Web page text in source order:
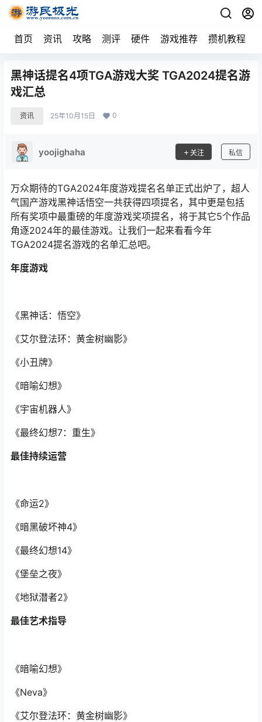
首页 资讯 攻略 测评 硬件 游戏推荐 攒机教程
黑神话提名4项TGA游戏大奖 TGA2024提名游
戏汇总
资讯 25年10月15日 0
yoojighaha 关注 私信
万众期待的TGA2024年度游戏提名名单正式出炉了，超人
气国产游戏黑神话悟空一共获得四项提名，其中更是包括
所有奖项中最重磅的年度游戏奖项提名，将于其它5个作品
角逐2024年的最佳游戏。让我们一起来看看今年
TGA2024提名游戏的名单汇总吧。
年度游戏
《黑神话：悟空》
《艾尔登法环：黄金树幽影》
《小丑牌》
《暗喻幻想》
《宇宙机器人》
《最终幻想7：重生》
最佳持续运营
《命运2》
《暗黑破坏神4》
《最终幻想14》
《堡垒之夜》
《地狱潜者2》
最佳艺术指导
《暗喻幻想》
《Neva》
《艾尔登法环：黄金树幽影》